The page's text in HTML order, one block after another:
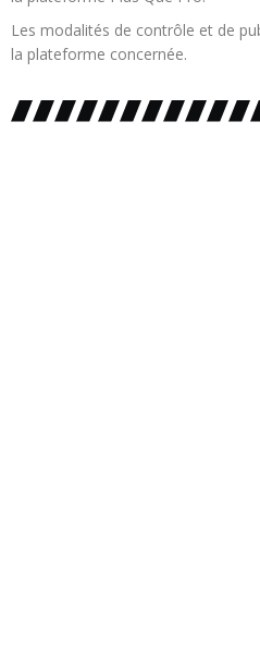
Les modalités de contrôle et de
la plateforme concernée.